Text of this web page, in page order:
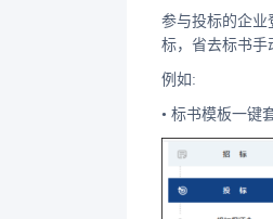
参与投标的企业
标，省去标书手
例如:
• 标书模板一键